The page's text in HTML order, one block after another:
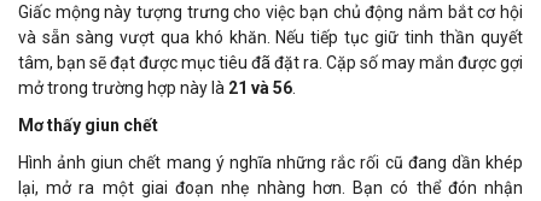
Giấc mộng này tượng trưng cho việc bạn chủ động nắm bắt cơ hội
và sẵn sàng vượt qua khó khăn. Nếu tiếp tục giữ tinh thần quyết
tâm, bạn sẽ đạt được mục tiêu đã đặt ra. Cặp số may mắn được gợi
mở trong trường hợp này là 21 và 56
Mơ thấy giun chết
Hình ảnh giun chết mang ý nghĩa những rắc rối cũ đang dần khép
lại, mở ra một giai đoạn nhẹ nhàng hơn. Bạn có thể đón nhận